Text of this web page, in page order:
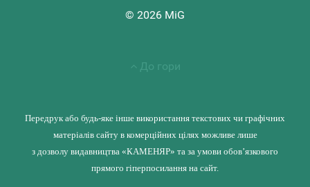
© 2026 MiG
До гори
Передрук або будь-яке інше використання текстових чи графічних
матеріалів сайту в комерційних цілях можливе лише
з дозволу видавництва «КАМЕНЯР» та за умови обов’язкового
прямого гіперпосилання на сайт.